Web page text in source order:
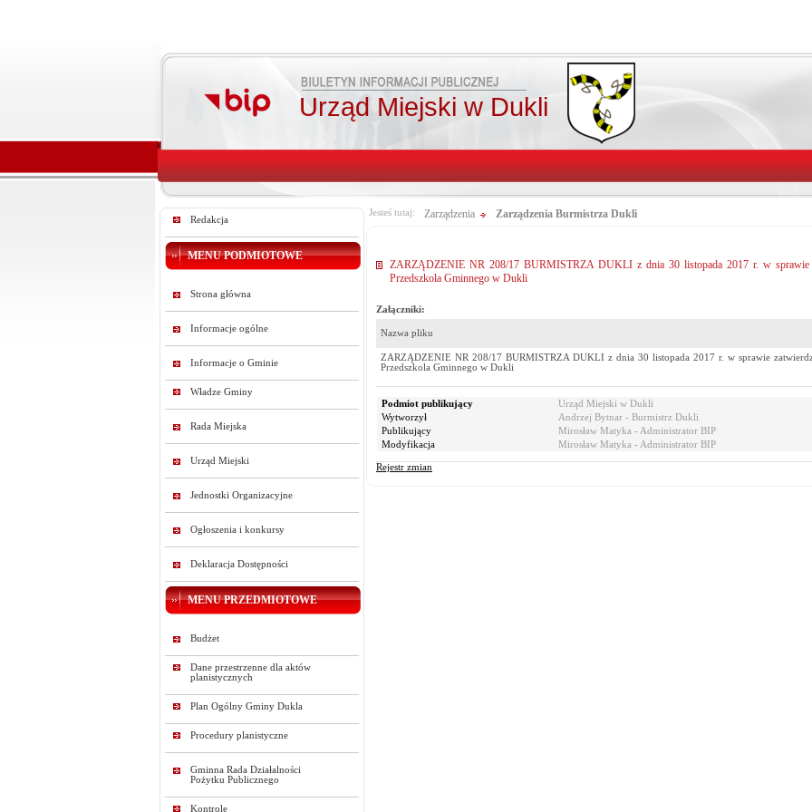
Urząd Miejski w Dukli
Redakcja
MENU PODMIOTOWE
Strona główna
Informacje ogólne
Informacje o Gminie
Władze Gminy
Rada Miejska
Urząd Miejski
Jednostki Organizacyjne
Ogłoszenia i konkursy
Deklaracja Dostępności
MENU PRZEDMIOTOWE
Budżet
Dane przestrzenne dla aktów
planistycznych
Plan Ogólny Gminy Dukla
Procedury planistyczne
Gminna Rada Działalności
Pożytku Publicznego
Kontrole
Jesteś tutaj: Zarządzenia Zarządzenia Burmistrza Dukli
ZARZĄDZENIE NR 208/17 BURMISTRZA DUKLI z dnia 30 listopada 2017 r. w sprawie
Przedszkola Gminnego w Dukli
Załączniki:
Nazwa pliku
ZARZĄDZENIE NR 208/17 BURMISTRZA DUKLI z dnia 30 listopada 2017 r. w sprawie
Przedszkola Gminnego w Dukli
Podmiot publikujący
Urząd Miejski w Dukli
Wytworzył
Andrzej Bytnar - Burmistrz Dukli
Publikujący
Mirosław Matyka - Administrator BIP
Modyfikacja
Mirosław Matyka - Administrator BIP
Rejestr zmian